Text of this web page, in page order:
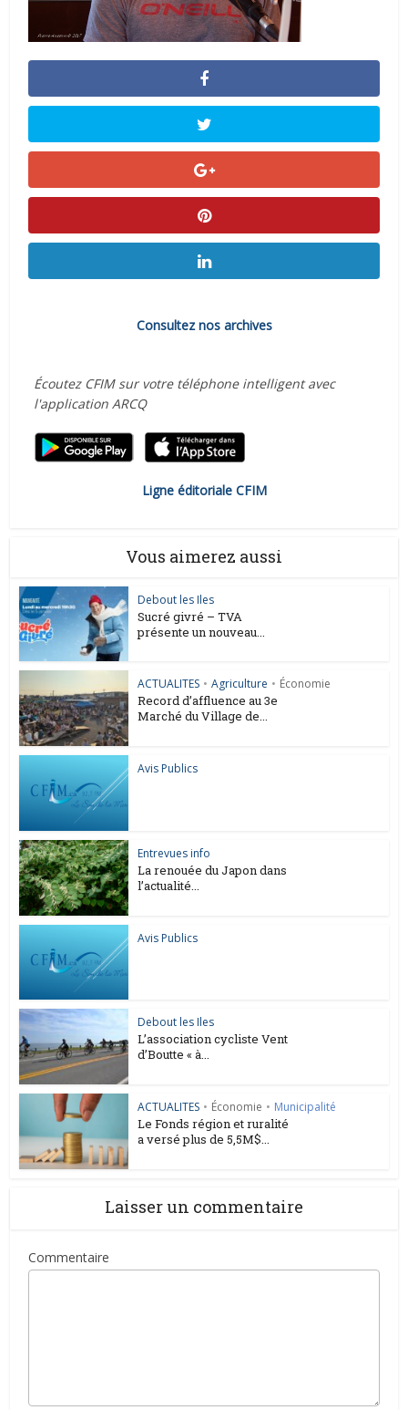
Consultez nos archives
Écoutez CFIM sur votre téléphone intelligent avec
l'application ARCQ
Ligne éditoriale CFIM
Vous aimerez aussi
Debout les Iles
Sucré givré – TVA
présente un nouveau...
ACTUALITES • Agriculture • Économie
Record d’affluence au 3e
Marché du Village de...
Avis Publics
Entrevues info
La renouée du Japon dans
l’actualité...
Avis Publics
Debout les Iles
L’association cycliste Vent
d’Boutte « à...
ACTUALITES • Économie • Municipalité
Le Fonds région et ruralité
a versé plus de 5,5M$...
Laisser un commentaire
Commentaire